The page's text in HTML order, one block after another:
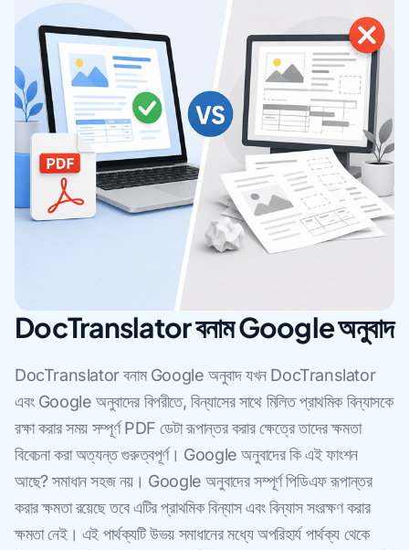
DocTranslator বনাম Google অনুবাদ
DocTranslator বনাম Google অনুবাদ যখন DocTranslator
এবং Google অনুবাদের বিপরীতে, বিন্যাসের সাথে মিলিত প্রাথমিক বিন্যাসকে
রক্ষা করার সময় সম্পূর্ণ PDF ডেটা রূপান্তর করার ক্ষেত্রে তাদের ক্ষমতা
বিবেচনা করা অত্যন্ত গুরুত্বপূর্ণ। Google অনুবাদের কি এই ফাংশন
আছে? সমাধান সহজ নয়। Google অনুবাদের সম্পূর্ণ পিডিএফ রূপান্তর
করার ক্ষমতা রয়েছে তবে এটির প্রাথমিক বিন্যাস এবং বিন্যাস সংরক্ষণ করার
ক্ষমতা নেই। এই পার্থক্যটি উভয় সমাধানের মধ্যে অপরিহার্য পার্থক্য থেকে